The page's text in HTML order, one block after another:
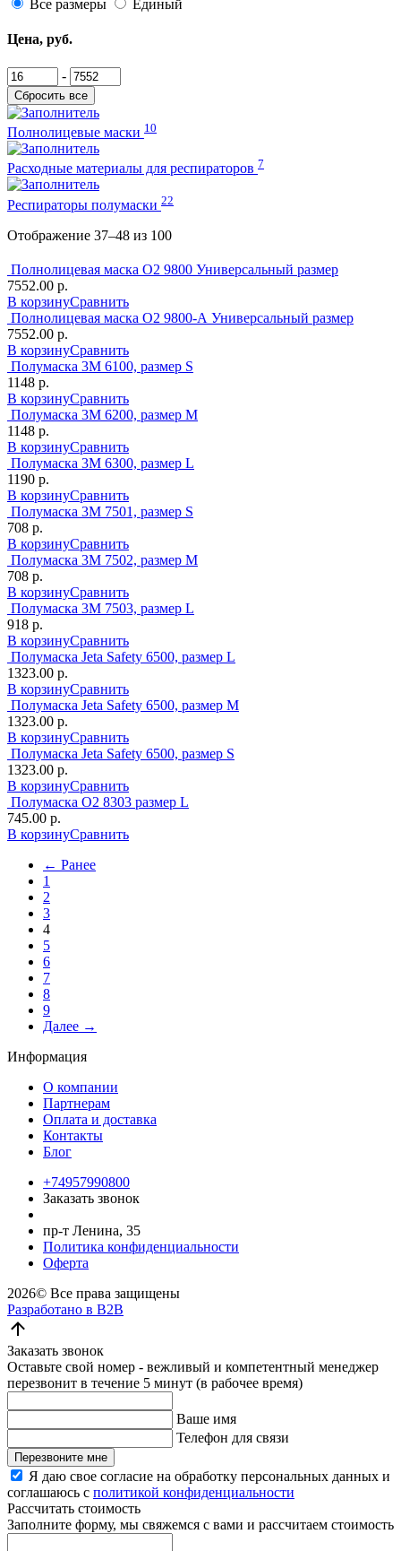
Все размеры Единый
Цена, руб.
-
Сбросить все
Полнолицевые маски 10
Расходные материалы для респираторов 7
Респираторы полумаски 22
Отображение 37–48 из 100
Полнолицевая маска О2 9800 Универсальный размер
7552.00 р.
В корзинуСравнить
Полнолицевая маска О2 9800-А Универсальный размер
7552.00 р.
В корзинуСравнить
Полумаска 3М 6100, размер S
1148 р.
В корзинуСравнить
Полумаска 3М 6200, размер M
1148 р.
В корзинуСравнить
Полумаска 3М 6300, размер L
1190 р.
В корзинуСравнить
Полумаска 3М 7501, размер S
708 р.
В корзинуСравнить
Полумаска 3М 7502, размер M
708 р.
В корзинуСравнить
Полумаска 3М 7503, размер L
918 р.
В корзинуСравнить
Полумаска Jeta Safety 6500, размер L
1323.00 р.
В корзинуСравнить
Полумаска Jeta Safety 6500, размер M
1323.00 р.
В корзинуСравнить
Полумаска Jeta Safety 6500, размер S
1323.00 р.
В корзинуСравнить
Полумаска O2 8303 размер L
745.00 р.
В корзинуСравнить
← Ранее
1
2
3
4
5
6
7
8
9
Далее →
Информация
О компании
Партнерам
Оплата и доставка
Контакты
Блог
+74957990800
Заказать звонок
пр-т Ленина, 35
Политика конфиденциальности
Оферта
2026© Все права защищены
Разработано в B2B
Заказать звонок
Оставьте свой номер - вежливый и компетентный менеджер
перезвонит в течение 5 минут (в рабочее время)
Ваше имя
Телефон для связи
Перезвоните мне
Я даю свое согласие на обработку персональных данных и
соглашаюсь с политикой конфиденциальности
Рассчитать стоимость
Заполните форму, мы свяжемся с вами и рассчитаем стоимость